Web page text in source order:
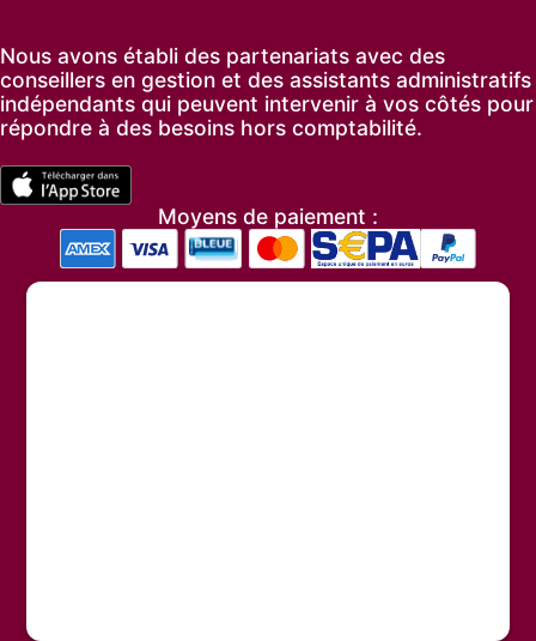
Nous avons établi des partenariats avec des
conseillers en gestion et des assistants administratifs
indépendants qui peuvent intervenir à vos côtés pour
répondre à des besoins hors comptabilité.
Moyens de paiement :